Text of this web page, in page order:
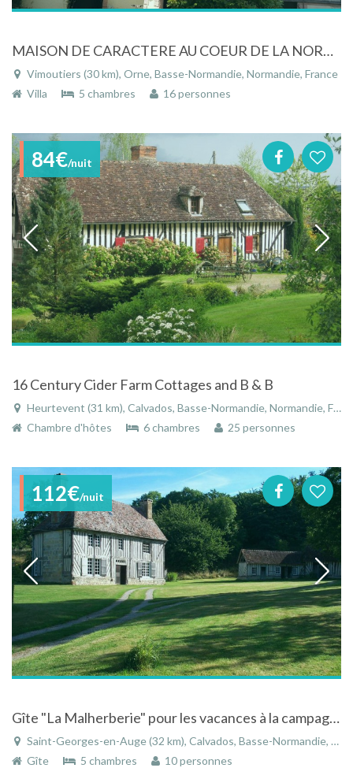
MAISON DE CARACTERE AU COEUR DE LA NORMANDIE
Vimoutiers (30 km), Orne, Basse-Normandie, Normandie, France
Villa
5 chambres 16 personnes
84€/nuit
16 Century Cider Farm Cottages and B & B
Heurtevent (31 km), Calvados, Basse-Normandie, Normandie, France
Chambre d'hôtes
6 chambres 25 personnes
112€/nuit
Gîte "La Malherberie" pour les vacances à la campagne dans le Calvados
Saint-Georges-en-Auge (32 km), Calvados, Basse-Normandie, Normandie, France
Gîte
5 chambres 10 personnes